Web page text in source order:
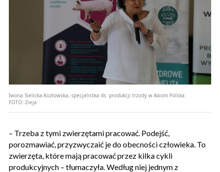
Iwona Sielicka-Kozłowska, specjalistka ds. produkcji trzody w Axiom Polska.
FOTO: Zieja
– Trzeba z tymi zwierzętami pracować. Podejść,
porozmawiać, przyzwyczaić je do obecności człowieka. To
zwierzęta, które mają pracować przez kilka cykli
produkcyjnych – tłumaczyła. Według niej jednym z